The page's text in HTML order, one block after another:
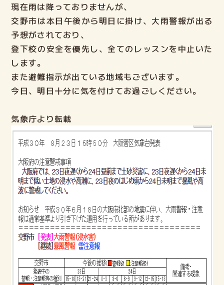
講師紹介
ELECTファミリーの声
よくある質問
ブログ
lock
Login ELECT生の部屋
現在雨は降っておりませんが、
交野市は本日午後から明日に掛け、大雨警報が出る
予想がされており、
登下校の安全を優先し、全てのレッスンを中止いた
します。
また避難指示が出ている地域もございます。
今日、明日十分に気を付けてお過ごしください。
気象庁より転載